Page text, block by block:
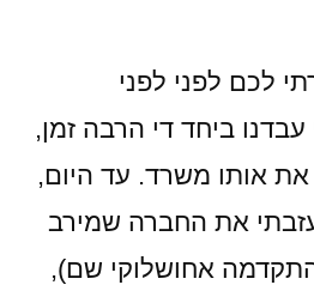
לכם לפני לפני
עבדנו ביחד די הרבה זמן,
אותו משרד. עד היום,
את החברה שמירב
אחושלוקי שם),